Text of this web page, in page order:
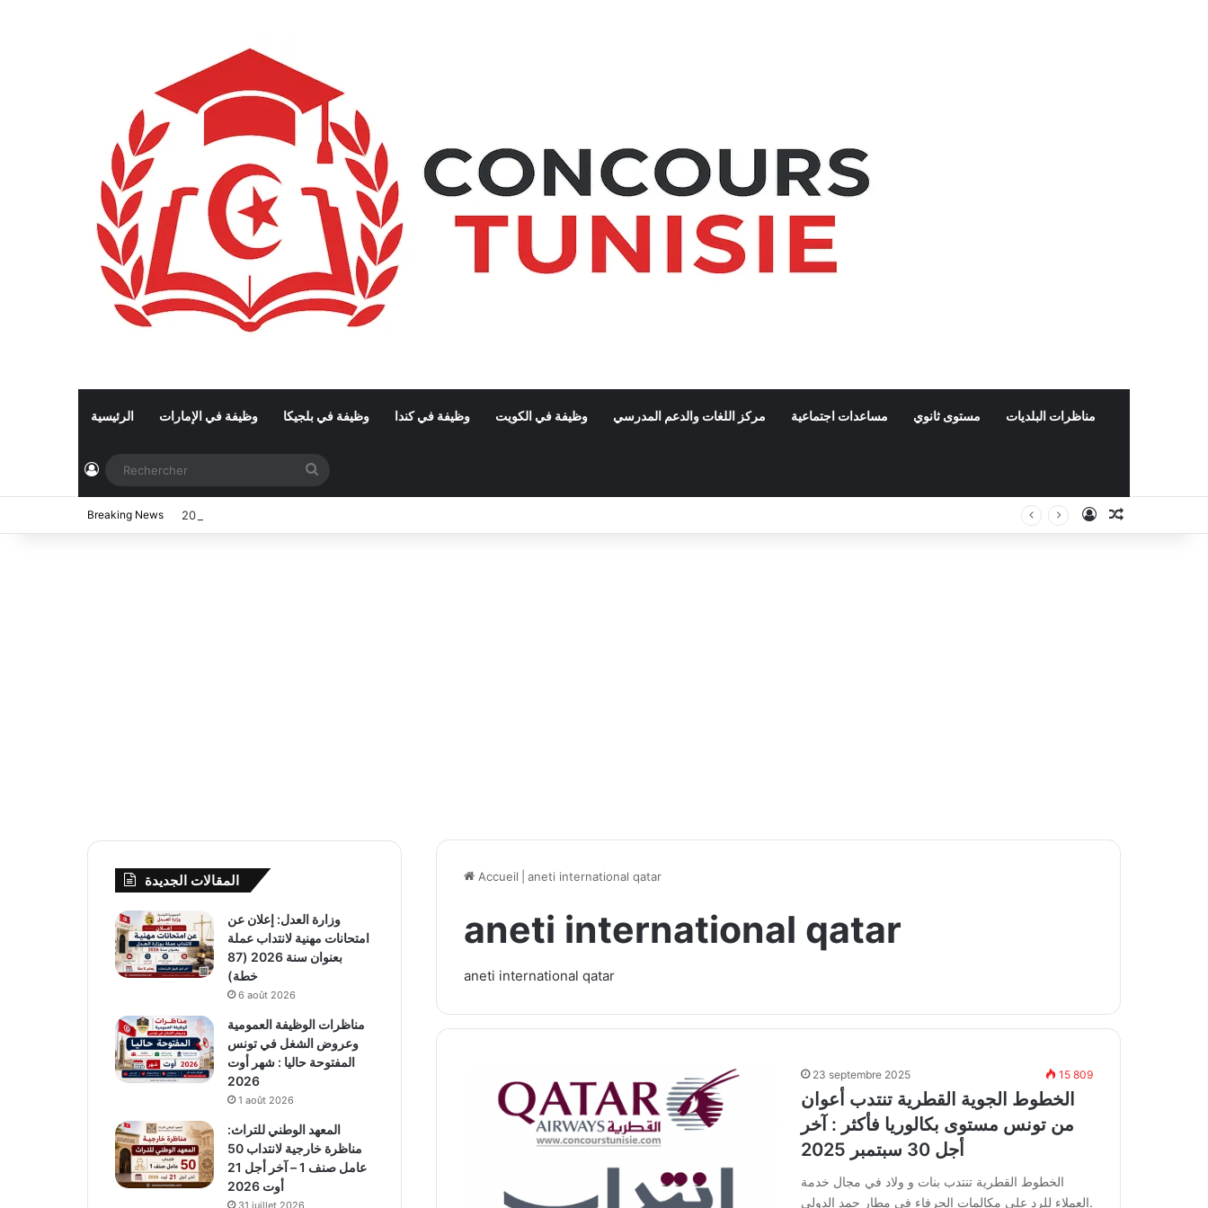
الرئيسية وظيفة في الإمارات وظيفة في بلجيكا وظيفة في كندا وظيفة في الكويت مركز اللغات والدعم المدرسي مساعدات اجتماعية مستوى ثانوي مناظرات البلديات
Connexion
Breaking News Connexion
Accueil aneti international qatar
aneti international qatar
aneti international qatar
23 septembre 2025 15 809
الخطوط الجوية القطرية تنتدب أعوان
من تونس مستوى بكالوريا فأكثر : آخر
أجل 30 سبتمبر 2025
الخطوط القطرية تنتدب بنات و ولاد في مجال خدمة
العملاء للرد على مكالمات الحرفاء في مطار حمد الدولي.
المقالات الجديدة
وزارة العدل: إعلان عن
امتحانات مهنية لانتداب عملة
بعنوان سنة 2026 (87
خطة)
6 août 2026
مناظرات الوظيفة العمومية
وعروض الشغل في تونس
المفتوحة حاليا : شهر أوت
2026
1 août 2026
المعهد الوطني للتراث:
مناظرة خارجية لانتداب 50
عامل صنف 1 – آخر أجل 21
أوت 2026
31 juillet 2026